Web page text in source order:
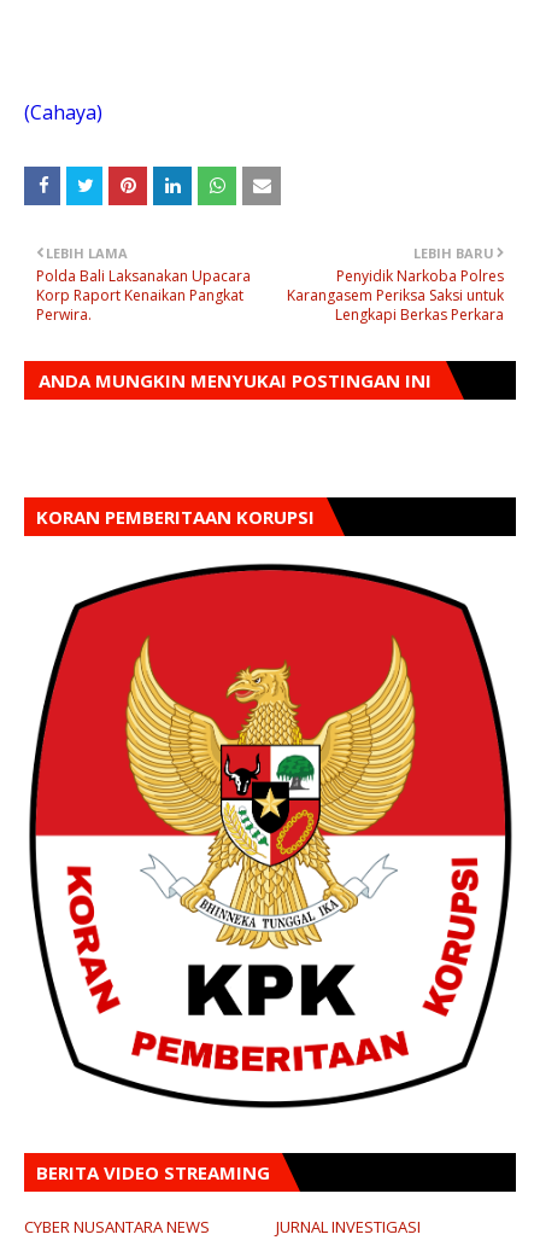
(Cahaya)
LEBIH BARU
Penyidik Narkoba Polres
Karangasem Periksa Saksi untuk
Lengkapi Berkas Perkara
LEBIH LAMA
Polda Bali Laksanakan Upacara
Korp Raport Kenaikan Pangkat
Perwira.
ANDA MUNGKIN MENYUKAI POSTINGAN INI
KORAN PEMBERITAAN KORUPSI
BERITA VIDEO STREAMING
CYBER NUSANTARA NEWS JURNAL INVESTIGASI